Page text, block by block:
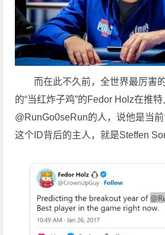
而在此不久前，全世界最厉害
的“当红炸子鸡”的Fedor Holz在推
@RunGo0seRun的人，说他是当前
这个ID背后的主人，就是Steffen